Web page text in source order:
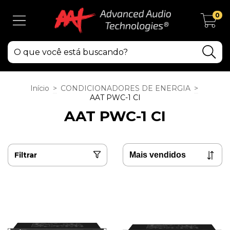
0
Início > CONDICIONADORES DE ENERGIA >
AAT PWC-1 CI
AAT PWC-1 CI
Filtrar